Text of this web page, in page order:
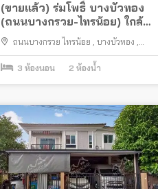
(ขายแล้ว) ร่มโพธิ์ บางบัวทอง
(ถนนบางกรวย-ไทรน้อย) ใกล้
รถไฟฟ้าสายสีม่วง
ถนนบางกรวย ไทรน้อย , บางบัวทอง ,
นนทบุรี , บางรักพัฒนา
3 ห้องนอน 2 ห้องน้ำ